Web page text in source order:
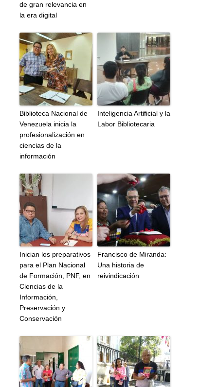
de gran relevancia en
la era digital
Biblioteca Nacional de
Venezuela inicia la
profesionalización en
ciencias de la
información
Inteligencia Artificial y la
Labor Bibliotecaria
Inician los preparativos
para el Plan Nacional
de Formación, PNF, en
Ciencias de la
Información,
Preservación y
Conservación
Francisco de Miranda:
Una historia de
reivindicación